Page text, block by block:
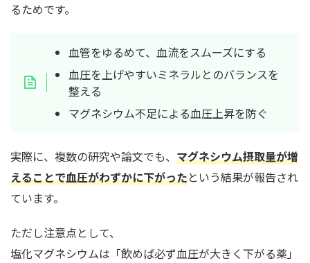
るためです。
血管をゆるめて、血流をスムーズにする
血圧を上げやすいミネラルとのバランスを
整える
マグネシウム不足による血圧上昇を防ぐ
実際に、複数の研究や論文でも、 マグネシウム摂取量が増
えることで血圧がわずかに下がったという結果が報告され
ています。
ただし注意点として、
塩化マグネシウムは「飲めば必ず血圧が大きく下がる薬」